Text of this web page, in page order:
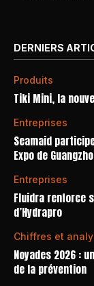
DERNIERS
Produits
Tiki Mini, la
Entreprises
Seamaid
Expo de
Entreprises
Fluidra renforce
d’Hydrapro
Chiffres et
Noyades 2026 :
de la prévention